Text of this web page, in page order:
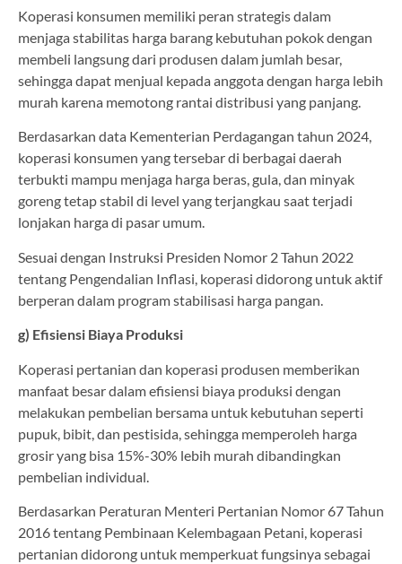
Koperasi konsumen memiliki peran strategis dalam
menjaga stabilitas harga barang kebutuhan pokok dengan
membeli langsung dari produsen dalam jumlah besar,
sehingga dapat menjual kepada anggota dengan harga lebih
murah karena memotong rantai distribusi yang panjang.
Berdasarkan data Kementerian Perdagangan tahun 2024,
koperasi konsumen yang tersebar di berbagai daerah
terbukti mampu menjaga harga beras, gula, dan minyak
goreng tetap stabil di level yang terjangkau saat terjadi
lonjakan harga di pasar umum.
Sesuai dengan Instruksi Presiden Nomor 2 Tahun 2022
tentang Pengendalian Inflasi, koperasi didorong untuk aktif
berperan dalam program stabilisasi harga pangan.
g) Efisiensi Biaya Produksi
Koperasi pertanian dan koperasi produsen memberikan
manfaat besar dalam efisiensi biaya produksi dengan
melakukan pembelian bersama untuk kebutuhan seperti
pupuk, bibit, dan pestisida, sehingga memperoleh harga
grosir yang bisa 15%-30% lebih murah dibandingkan
pembelian individual.
Berdasarkan Peraturan Menteri Pertanian Nomor 67 Tahun
2016 tentang Pembinaan Kelembagaan Petani, koperasi
pertanian didorong untuk memperkuat fungsinya sebagai